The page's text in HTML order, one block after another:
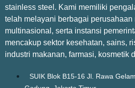
stainless steel. Kami memiliki
telah melayani berbagai perusahaan
multinasional, serta instansi
mencakup sektor kesehatan, sains,
industri makanan, farmasi, kosmetik
SUIK Blok B15-16 Jl. Rawa